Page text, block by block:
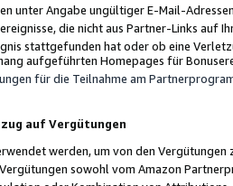
unter Angabe ungültiger E-Mail-
die nicht aus Partner-Links auf
stattgefunden hat oder ob eine
aufgeführten Homepages für
für die Teilnahme am
auf Vergütungen
werden, um von den
sowohl vom Amazon